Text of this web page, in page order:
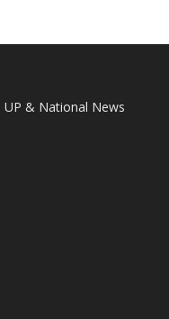
UP & National News